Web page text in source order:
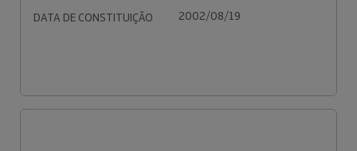
DATA DE CONSTITUIÇÃO 2002/08/19